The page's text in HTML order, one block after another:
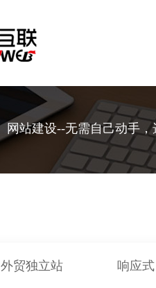
网站建设--无需自己动手
外贸独立站 响应式